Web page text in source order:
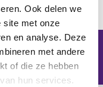
Ook delen we
site met onze
en analyse. Deze
met andere
of die ze hebben
hun services.